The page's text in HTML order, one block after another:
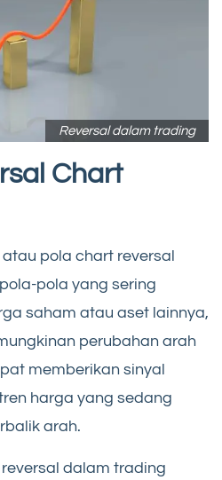
Reversal dalam trading
Chart
pola chart reversal
pola yang sering
saham atau aset lainnya,
perubahan arah
memberikan sinyal
harga yang sedang
arah.
dalam trading